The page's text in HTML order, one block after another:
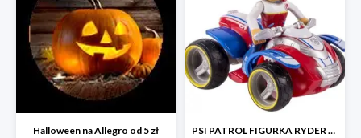
Halloween na Allegro od 5 zł PSI PATROL FIGURKA RYDER + QUAD POJAZD RATUNKOWY -54%